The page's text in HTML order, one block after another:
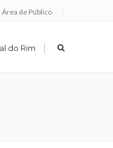
Área de Público
do Rim |